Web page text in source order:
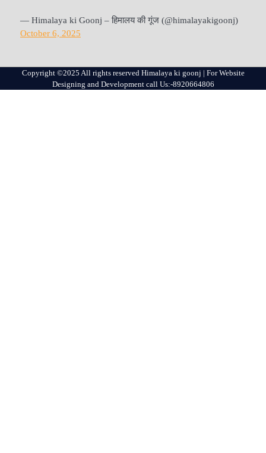
— Himalaya ki Goonj – हिमालय की गूंज (@himalayakigoonj)
October 6, 2025
Copyright ©2025 All rights reserved Himalaya ki goonj | For Website
Designing and Development call Us:-8920664806